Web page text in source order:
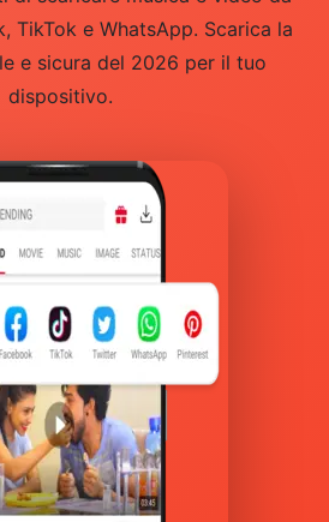
TikTok e WhatsApp. Scarica la
e sicura del 2026 per il tuo
dispositivo.